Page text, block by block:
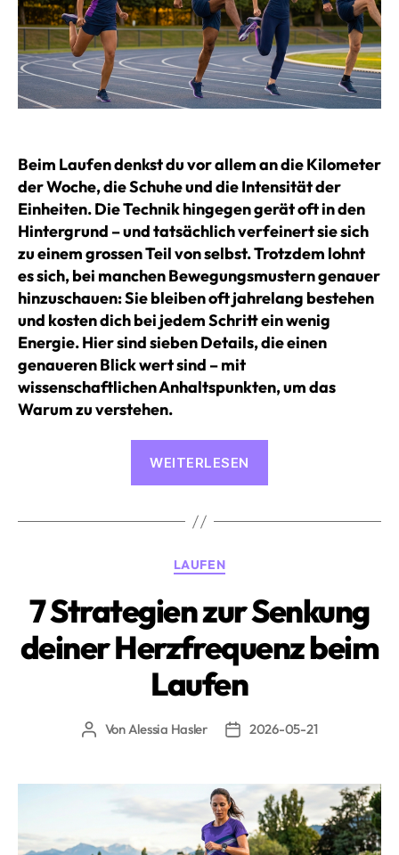
Beim Laufen denkst du vor allem an die Kilometer
der Woche, die Schuhe und die Intensität der
Einheiten. Die Technik hingegen gerät oft in den
Hintergrund – und tatsächlich verfeinert sie sich
zu einem grossen Teil von selbst. Trotzdem lohnt
es sich, bei manchen Bewegungsmustern genauer
hinzuschauen: Sie bleiben oft jahrelang bestehen
und kosten dich bei jedem Schritt ein wenig
Energie. Hier sind sieben Details, die einen
genaueren Blick wert sind – mit
wissenschaftlichen Anhaltspunkten, um das
Warum zu verstehen.
WEITERLESEN
Technikpunkte,
achten
solltest»
Kategorien
LAUFEN
7 Strategien zur Senkung
deiner Herzfrequenz beim
Laufen
Beitragsautor
Von Alessia Hasler Beitragsdatum
2026-05-21